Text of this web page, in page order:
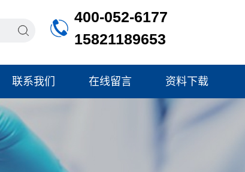
400-052-6177
15821189653
联系我们 在线留言 资料下载